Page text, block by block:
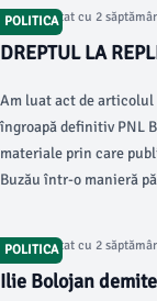
banilor rămași în
POLITICA
Articol postat cu 2
DREPTUL LA
Am luat act de
îngroapă definitiv PNL
materiale prin care
Buzău într-o manieră
POLITICA
Articol postat cu 2
Ilie Bolojan